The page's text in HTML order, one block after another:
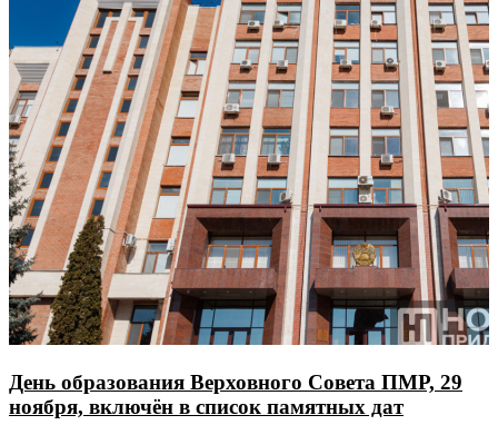
День образования Верховного Совета ПМР, 29
ноября, включён в список памятных дат